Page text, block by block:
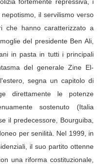
il servilismo verso
che hanno caratterizzato a
del presidente Ben Ali,
in pasta in tutti i principali
del generale Zine El-
segna un capitolo di
direttamente le potenze
sostenuto (Italia
il predecessore, Bourguiba,
per senilità. Nel 1999, in
il suo partito ottenne
una riforma costituzionale,